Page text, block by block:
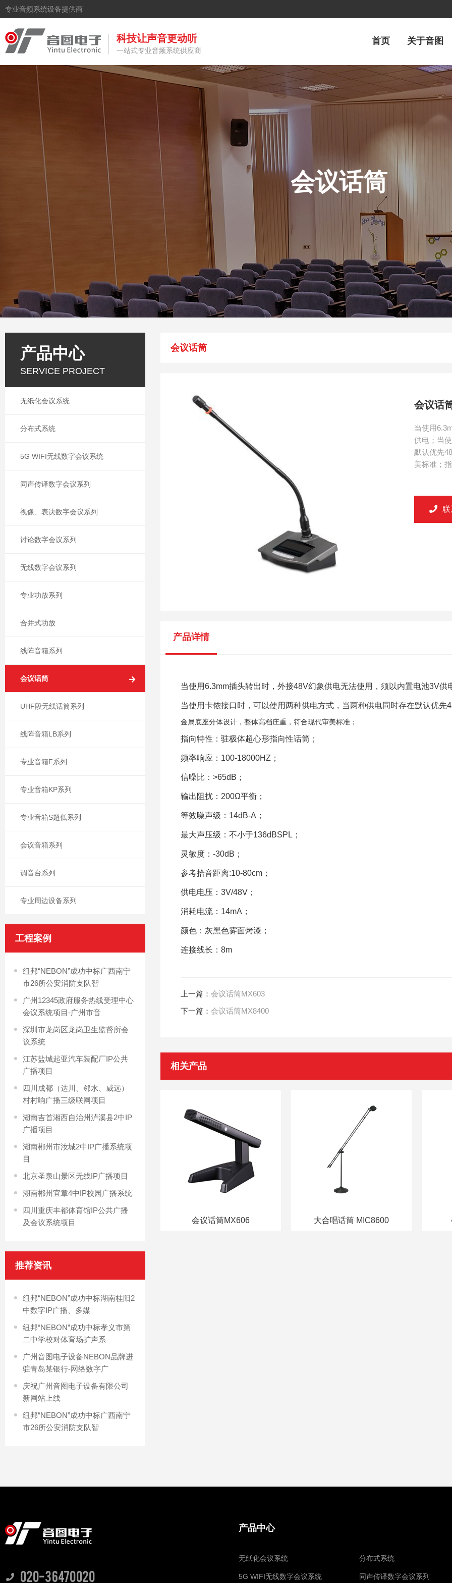
专业音频系统设备提供商
科技让声音更动听
一站式专业音频系统供应商
首页 关于音图
会议话筒
产品中心
SERVICE PROJECT
无纸化会议系统
分布式系统
5G WIFI无线数字会议系统
同声传译数字会议系列
视像、表决数字会议系列
讨论数字会议系列
无线数字会议系列
专业功放系列
合并式功放
线阵音箱系列
会议话筒
UHF段无线话筒系列
线阵音箱LB系列
专业音箱F系列
专业音箱KP系列
专业音箱S超低系列
会议音箱系列
调音台系列
专业周边设备系列
工程案例
纽邦“NEBON”成功中标广西南宁
市26所公安消防支队智
广州12345政府服务热线受理中心
会议系统项目-广州市音
深圳市龙岗区龙岗卫生监督所会
议系统
江苏盐城起亚汽车装配厂IP公共
广播项目
四川成都（达川、邻水、威远）
村村响广播三级联网项目
湖南吉首湘西自治州泸溪县2中IP
广播项目
湖南郴州市汝城2中IP广播系统项
目
北京圣泉山景区无线IP广播项目
湖南郴州宜章4中IP校园广播系统
四川重庆丰都体育馆IP公共广播
及会议系统项目
推荐资讯
纽邦“NEBON”成功中标湖南桂阳2
中数字IP广播、多媒
纽邦“NEBON”成功中标孝义市第
二中学校对体育场扩声系
广州音图电子设备NEBON品牌进
驻青岛某银行-网络数字广
庆祝广州音图电子设备有限公司
新网站上线
纽邦“NEBON”成功中标广西南宁
市26所公安消防支队智
会议话筒
会议话
当使用
供电；当
默认优先
美标准；
产品详情
当使用6.3mm插头转出时，外接48V幻象供电无法使用，须以内置电池3V供
当使用卡侬接口时，可以使用两种供电方式，当两种供电同时存在默认优先
金属底座分体设计，整体高档庄重，符合现代审美标准；
指向特性：驻极体超心形指向性话筒；
频率响应： 100-18000HZ ；
信噪比：>65dB ；
输出阻扰： 200Ω平衡；
等效噪声级： 14dB-A ；
最大声压级：不小于136dBSPL ；
灵敏度：-30dB ；
参考拾音距离:10-80cm ；
供电电压：3V/48V ；
消耗电流： 14mA ；
颜色：灰黑色雾面烤漆；
连接线长：8m
上一篇：会议话筒MX603
下一篇：会议话筒MX8400
相关产品
会议话筒MX604 会议话筒MX606 大合唱话筒 MIC8600
020-36470020
产品中心
无纸化会议系统 分布式系统
5G WIFI无线数字会议系统 同声传译数字会议系列